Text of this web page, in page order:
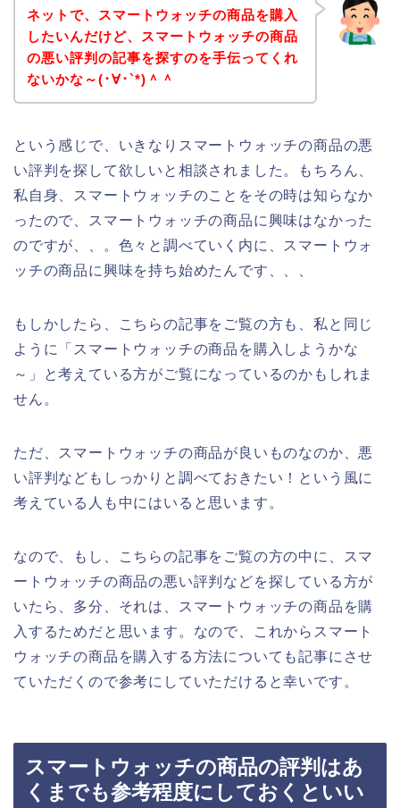
ネットで、スマートウォッチの商品を購入
したいんだけど、スマートウォッチの商品
の悪い評判の記事を探すのを手伝ってくれ
ないかな～(･∀･`*)＾＾
という感じで、いきなりスマートウォッチの商品の悪
い評判を探して欲しいと相談されました。もちろん、
私自身、スマートウォッチのことをその時は知らなか
ったので、スマートウォッチの商品に興味はなかった
のですが、、。色々と調べていく内に、スマートウォ
ッチの商品に興味を持ち始めたんです、、、
もしかしたら、こちらの記事をご覧の方も、私と同じ
ように「スマートウォッチの商品を購入しようかな
～」と考えている方がご覧になっているのかもしれま
せん。
ただ、スマートウォッチの商品が良いものなのか、悪
い評判などもしっかりと調べておきたい！という風に
考えている人も中にはいると思います。
なので、もし、こちらの記事をご覧の方の中に、スマ
ートウォッチの商品の悪い評判などを探している方が
いたら、多分、それは、スマートウォッチの商品を購
入するためだと思います。なので、これからスマート
ウォッチの商品を購入する方法についても記事にさせ
ていただくので参考にしていただけると幸いです。
スマートウォッチの商品の評判はあ
くまでも参考程度にしておくといい